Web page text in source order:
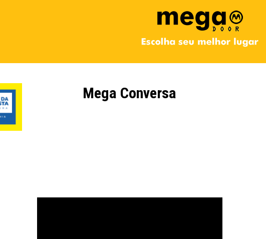
Mega Conversa